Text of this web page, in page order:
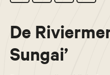
De
Sungai’